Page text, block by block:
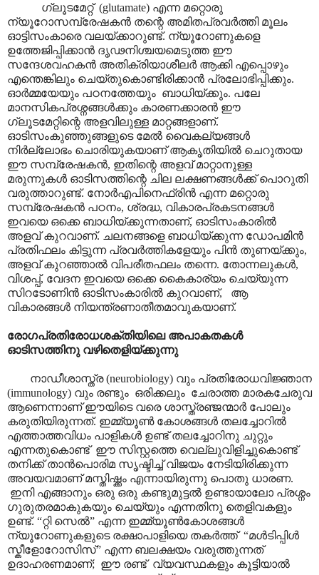
ഗ്ലൂടമേറ്റ് (glutamate) എന്ന മറ്റൊരു
ന്യൂറോസമ്പ്രേഷകൻ തന്റെ അമിതപ്രവർത്തി മൂലം
ഓട്ടിസംകാരെ വലയ്ക്കാറുണ്ട്. ന്യൂറോണുകളെ
ഉത്തേജിപ്പിക്കാൻ ദൃഢനിശ്ചയമെടുത്ത ഈ
സന്ദേശവഹകൻ അതിക്രിയാശീലർ ആക്കി എപ്പൊഴും
എന്തെങ്കിലും ചെയ്തുകൊണ്ടിരിക്കാൻ പ്രലോഭിപ്പിക്കും.
ഓർമ്മയേയും പഠനത്തേയും ബാധിയ്ക്കും. പലേ
മാനസികപ്രശ്നങ്ങൾക്കും കാരണക്കാരൻ ഈ
ഗ്ലൂടമേറ്റിന്റെ അളവിലുള്ള മാറ്റങ്ങളാണ്.
ഓടിസംകുഞ്ഞുങ്ങളുടെ മേൽ വൈകല്യങ്ങൾ
നിർല്ലോഭം ചൊരിയുകയാണ് ആകൃതിയിൽ ചെറുതായ
ഈ സമ്പ്രേഷകൻ, ഇതിന്റെ അളവ് മാറ്റാനുള്ള
മരുന്നുകൾ ഓടിസത്തിന്റെ ചില ലക്ഷണങ്ങൾക്ക് പൊറുതി
വരുത്താറുണ്ട്. നോർഎപിനെഫ്രിൻ എന്ന മറ്റൊരു
സമ്പ്രേഷകൻ പഠനം, ശ്രദ്ധ, വികാരപ്രകടനങ്ങൾ
ഇവയെ ഒക്കെ ബാധിയ്ക്കുന്നതാണ്, ഓടിസംകാരിൽ
അളവ് കുറവാണ്. ചലനങ്ങളെ ബാ‍ധിയ്ക്കുന്ന ഡോപമിൻ
പ്രതിഫലം കിട്ടുന്ന പ്രവർത്തികളേയും പിൻ തുണയ്ക്കും,
അളവ് കുറഞ്ഞാൽ വിപരീതഫലം തന്നെ. തോന്നലുകൾ,
വിശപ്പ്, വേദന ഇവയെ ഒക്കെ കൈകാര്യം ചെയ്യുന്ന
സിറടോണിൻ ഓടിസംകാരിൽ കുറവാണ്, ആ
വികാരങ്ങൾ നിയന്ത്രണാതീതമാവുകയാണ്.
രോഗപ്രതിരോധശക്തിയിലെ അപാകതകൾ
ഓടിസത്തിനു വഴിതെളിയ്ക്കുന്നു
നാഡീശാസ്ത്ര (neurobiology) വും പ്രതിരോധവിജ്ഞാന
(immunology) വും രണ്ടും ഒരിക്കലും ചേരാത്ത മാരകചേരുവ
ആണെന്നാണ് ഈയിടെ വരെ ശാസ്ത്രഞ്ജന്മാർ പോലും
കരുതിയിരുന്നത്. ഇമ്മ്യൂൺ കോശങ്ങൾ തലച്ചോറിൽ
എത്താത്തവിധം പാളികൾ ഉണ്ട് തലച്ചോറിനു ചുറ്റും
എന്നതുകൊണ്ട് ഈ സിസ്റ്റത്തെ വെല്ലുവിളിച്ചുകൊണ്ട്
തനിക്ക് താൻപൊരിമ സൃഷ്ടിച്ച് വിജയം നേടിയിരിക്കുന്ന
അവയവമാണ് മസ്തിഷ്ക്കം എന്നായിരുന്നു പൊതു ധാരണ.
ഇനി എങ്ങാനും ഒരു ഒരു കണ്ടുമുട്ടൽ ഉണ്ടായാലോ പ്രശ്നം
ഗുരുതരമാകുകയും ചെയ്യും എന്നതിനു തെളിവകളും
ഉണ്ട്. “റ്റി സെൽ” എന്ന ഇമ്മ്യൂൺകോശങ്ങൾ
ന്യൂറോണുകളുടെ രക്ഷാപാളിയെ തകർത്ത് “മൾടിപ്പിൾ
സ്കീളോറോസിസ്” എന്ന ബലക്ഷയം വരുത്തുന്നത്
ഉദാഹരണമാണ്; ഈ രണ്ട് വ്യവസ്ഥകളും കൂട്ടിയാൽ